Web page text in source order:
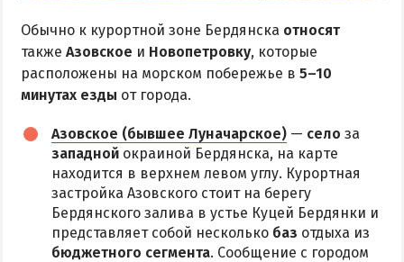
Обычно к курортной зоне Бердянска относят
также Азовское и Новопетровку, которые
расположены на морском побережье в 5–10
минутах езды от города.
Азовское (бывшее Луначарское) — село за
западной окраиной Бердянска, на карте
находится в верхнем левом углу. Курортная
застройка Азовского стоит на берегу
Бердянского залива в устье Куцей Бердянки и
представляет собой несколько баз отдыха из
бюджетного сегмента. Сообщение с городом